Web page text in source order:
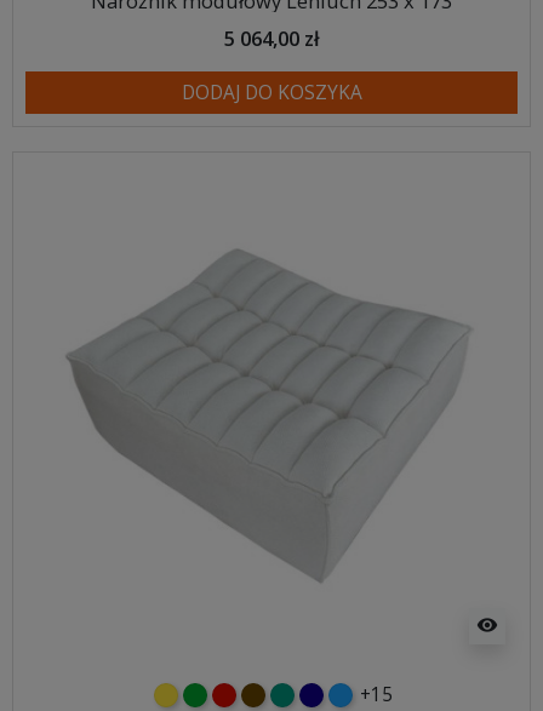
5 064,00 zł
DODAJ DO KOSZYKA
visibility
żółtyzielonyczerwony
czekoladowy
turkusowy
granatowy
niebieski
+15